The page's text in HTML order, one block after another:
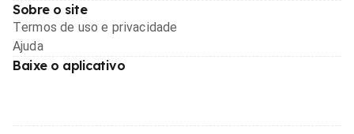
Sobre o site
Termos de uso e privacidade
Ajuda
Baixe o aplicativo